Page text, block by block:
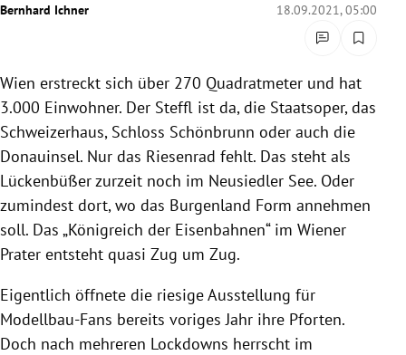
Untermenü
Untermenü
Bernhard Ichner 18.09.2021, 05:00
Wien erstreckt sich über 270 Quadratmeter und hat
3.000 Einwohner. Der Steffl ist da, die Staatsoper, das
Schweizerhaus, Schloss Schönbrunn oder auch die
Donauinsel. Nur das Riesenrad fehlt. Das steht als
Lückenbüßer zurzeit noch im Neusiedler See. Oder
zumindest dort, wo das Burgenland Form annehmen
soll. Das „Königreich der Eisenbahnen“ im Wiener
Prater entsteht quasi Zug um Zug.
Eigentlich öffnete die riesige Ausstellung für
Modellbau-Fans bereits voriges Jahr ihre Pforten.
Doch nach mehreren Lockdowns herrscht im